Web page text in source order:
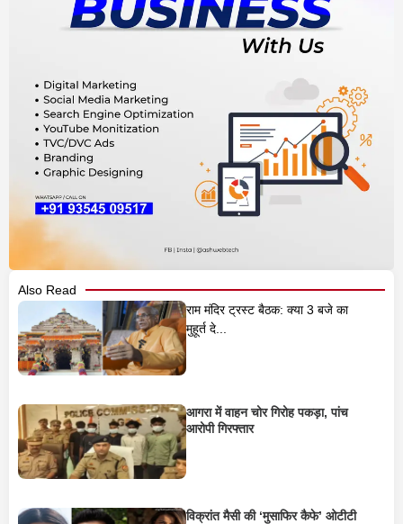
Also Read
राम मंदिर ट्रस्ट बैठक: क्या 3 बजे का
मुहूर्त दे...
आगरा में वाहन चोर गिरोह पकड़ा, पांच
आरोपी गिरफ्तार
विक्रांत मैसी की ‘मुसाफिर कैफे’ ओटीटी